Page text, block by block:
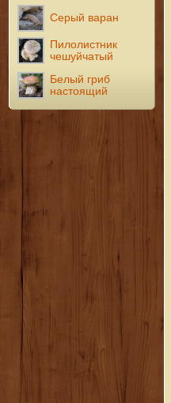
Серый варан
Пилолистник
чешуйчатый
Белый гриб
настоящий